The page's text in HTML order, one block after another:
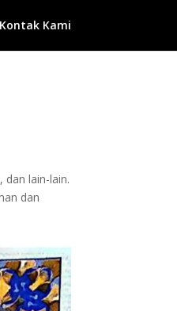
Kontak Kami
dan lain-lain.
dan